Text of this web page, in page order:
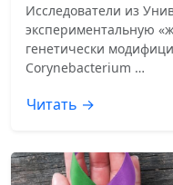
Исследователи из
экспериментальную
генетически
Corynebacterium …
Читать →